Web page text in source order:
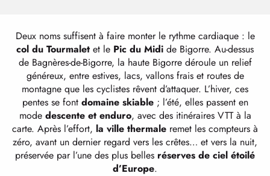
Deux noms suffisent à faire monter le rythme cardiaque : le
col du Tourmalet et le Pic du Midi de Bigorre. Au-dessus
de Bagnères-de-Bigorre, la haute Bigorre déroule un relief
généreux, entre estives, lacs, vallons frais et routes de
montagne que les cyclistes rêvent d’attaquer. L’hiver, ces
pentes se font domaine skiable ; l’été, elles passent en
mode descente et enduro, avec des itinéraires VTT à la
carte. Après l’effort, la ville thermale remet les compteurs à
zéro, avant un dernier regard vers les crêtes… et vers la nuit,
préservée par l’une des plus belles réserves de ciel étoilé
d’Europe.